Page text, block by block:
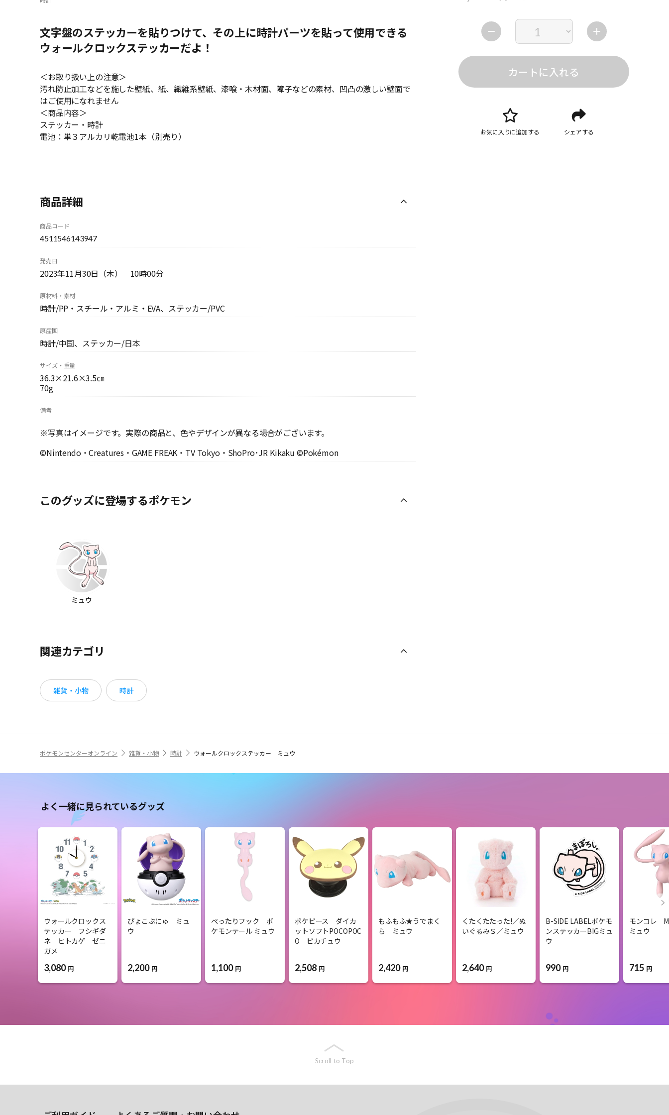
カートに入れる
お気に入りに追加する シェアする
文字盤のステッカーを貼りつけて、その上に時計パーツを貼って使用できる
ウォールクロックステッカーだよ！
＜お取り扱い上の注意＞
汚れ防止加工などを施した壁紙、紙、繊維系壁紙、漆喰・木材面、障子などの素材、凹凸の激しい壁面で
はご使用になれません
＜商品内容＞
ステッカー・時計
電池：単３アルカリ乾電池1本（別売り）
商品詳細
商品コード
4511546143947
発売日
2023年11月30日（木） 10時00分
原材料・素材
時計/PP・スチール・アルミ・EVA、ステッカー/PVC
原産国
時計/中国、ステッカー/日本
サイズ・重量
36.3×21.6×3.5㎝
70g
備考
※写真はイメージです。実際の商品と、色やデザインが異なる場合がございます。
©Nintendo・Creatures・GAME FREAK・TV Tokyo・ShoPro･JR Kikaku ©Pokémon
このグッズに登場するポケモン
ミュウ
関連カテゴリ
雑貨・小物 時計
ポケモンセンターオンライン 雑貨・小物 時計 ウォールクロックステッカー ミュウ
よく一緒に見られているグッズ
ウォールクロックス
テッカー フシギダ
ネ ヒトカゲ ゼニ
ガメ
3,080 円
ぴょこぷにゅ ミュ
ウ
2,200 円
ぺったりフック ポ
ケモンテール ミュウ
1,100 円
ポケピース ダイカ
ットソフトPOCOPOC
O ピカチュウ
2,508 円
もふもふ★うでまく
ら ミュウ
2,420 円
くたくたたった!／ぬ
いぐるみＳ／ミュウ
2,640 円
B-SIDE LABELポケモ
ンステッカーBIGミュ
ウ
990 円
モンコレ
ミュウ
715 円
Scroll to Top